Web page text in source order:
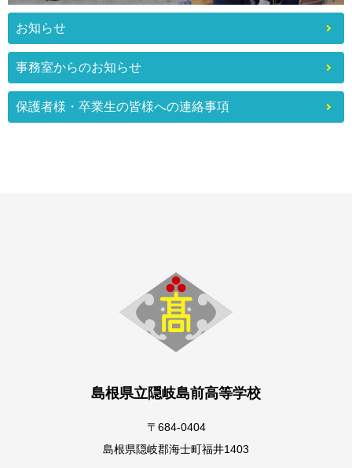
お知らせ
事務室からのお知らせ
保護者様・卒業生の皆様への連絡事項
島根県立隠岐島前高等学校
〒684-0404
島根県隠岐郡海士町福井1403